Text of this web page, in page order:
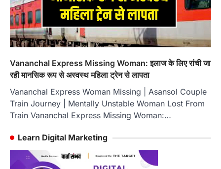
Vananchal Express Missing Woman: इलाज के लिए रांची जा
रही मानसिक रूप से अस्वस्थ महिला ट्रेन से लापता
Vananchal Express Woman Missing | Asansol Couple
Train Journey | Mentally Unstable Woman Lost From
Train Vananchal Express Missing Woman:…
Learn Digital Marketing